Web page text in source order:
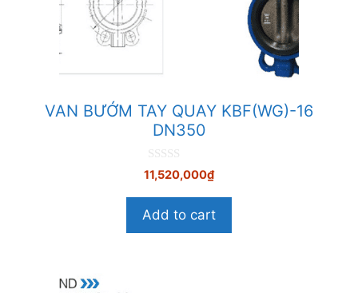
VAN BƯỚM TAY QUAY KBF(WG)-16
DN350
0
n
à
5
11,520,000₫
Add to cart